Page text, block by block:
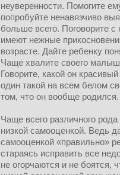
неуверенности. Помогите
попробуйте ненавязчиво
больше всего. Поговорите
имеют нежные
возрасте. Дайте ребенку
Чаще хвалите своего
Говорите, какой он
один такой на всем белом
том, что он вообще родился.
Чаще всего различного
низкой самооценкой. Ведь
самооценкой «правильно»
стараясь исправить все
не огорчаются и не боятся,